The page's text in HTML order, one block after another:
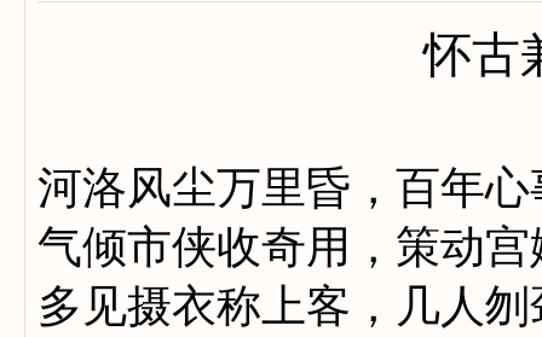
怀古
河洛风尘万里昏，百年
气倾市侠收奇用，策动
多见摄衣称上客，几人